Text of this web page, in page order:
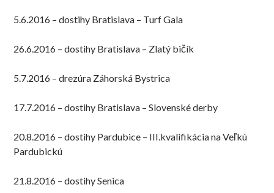
5.6.2016 – dostihy Bratislava – Turf Gala
26.6.2016 – dostihy Bratislava – Zlatý bičík
5.7.2016 – drezúra Záhorská Bystrica
17.7.2016 – dostihy Bratislava – Slovenské derby
20.8.2016 – dostihy Pardubice – III.kvalifikácia na Veľkú
Pardubickú
21.8.2016 – dostihy Senica